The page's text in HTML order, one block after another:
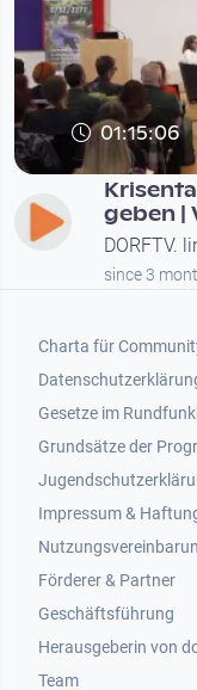
01:15:06
geben |
DORFTV.
since 3
Footer 1
Charta für
Gesetze im
Grundsätze der
Impressum &
Footer 2
Förderer & Partner
Geschäftsführung
Herausgeberin von
Team